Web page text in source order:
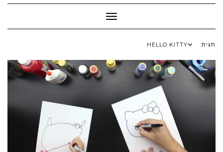
Toggle Navigation
תגית: HELLO KITTY